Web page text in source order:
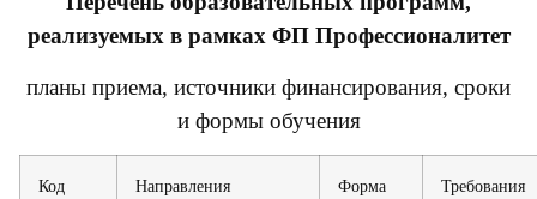
реализуемых в рамках ФП Профессионалитет
планы приема, источники финансирования, сроки
и формы обучения
Код
Направления
Форма
Требования